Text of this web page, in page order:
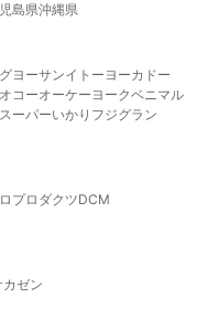
島県沖縄県
ヨーサンイトーヨーカドー
コーオーケー ヨークベニマル
ーパーいかり フジグラン
プロダクツDCM
カゼン